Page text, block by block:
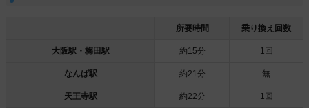
所要時間 乗り換え回数
大阪駅・梅田駅 約15分 1回
なんば駅 約21分 無
天王寺駅 約22分 1回